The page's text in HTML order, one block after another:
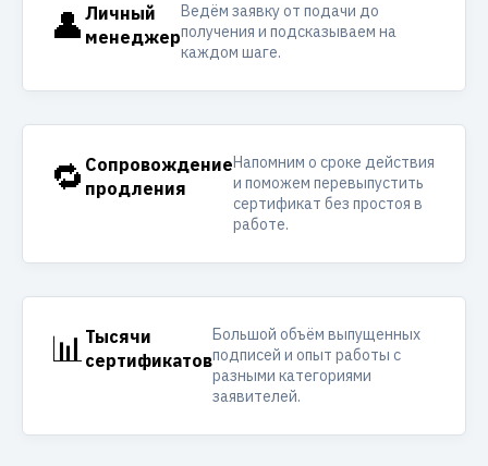
👤 Личный
менеджер
Ведём заявку от подачи до
получения и подсказываем на
каждом шаге.
🔁 Сопровождение
продления
Напомним о сроке действия
и поможем перевыпустить
сертификат без простоя в
работе.
📊 Тысячи
сертификатов
Большой объём выпущенных
подписей и опыт работы с
разными категориями
заявителей.